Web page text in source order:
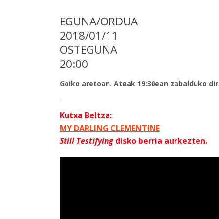
EGUNA/ORDUA
2018/01/11
OSTEGUNA
20:00
Goiko aretoan. Ateak 19:30ean zabalduko
Kutxa Beltza:
MY DARLING CLEMENTINE
Still Testifyingdisko berria aurkezten.